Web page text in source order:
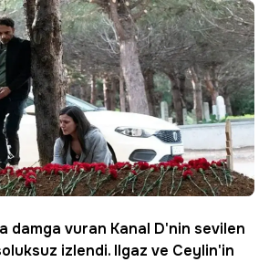
damga vuran Kanal D'nin sevilen
izlendi. Ilgaz ve Ceylin'in